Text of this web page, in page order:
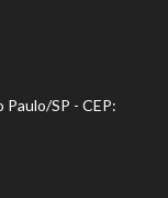
Paulo/SP - CEP: